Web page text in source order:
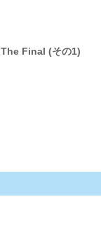
The Final (その1)